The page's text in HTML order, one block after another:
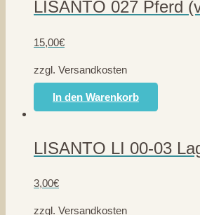
LISANTO 027 Pferd
15,00€
zzgl. Versandkosten
In den Warenkorb
LISANTO LI 00-03
3,00€
zzgl. Versandkosten